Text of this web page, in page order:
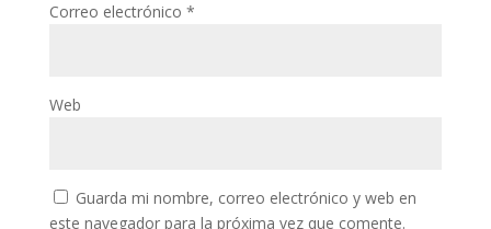
Correo electrónico *
Web
Guarda mi nombre, correo electrónico y web en
este navegador para la próxima vez que comente.